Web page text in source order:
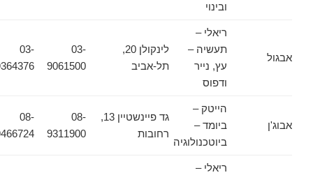
ובינוי
אבגול
ריאלי –
תעשיה –
עץ, נייר
ודפוס
לינקולן 20,
תל-אביב
03-
9061500
03-
9364376
אבוג'ן
הייטק –
ביומד –
ביוטכנולוגיה
גד פיינשטיין 13,
רחובות
08-
9311900
08-
9466724
ריאלי –